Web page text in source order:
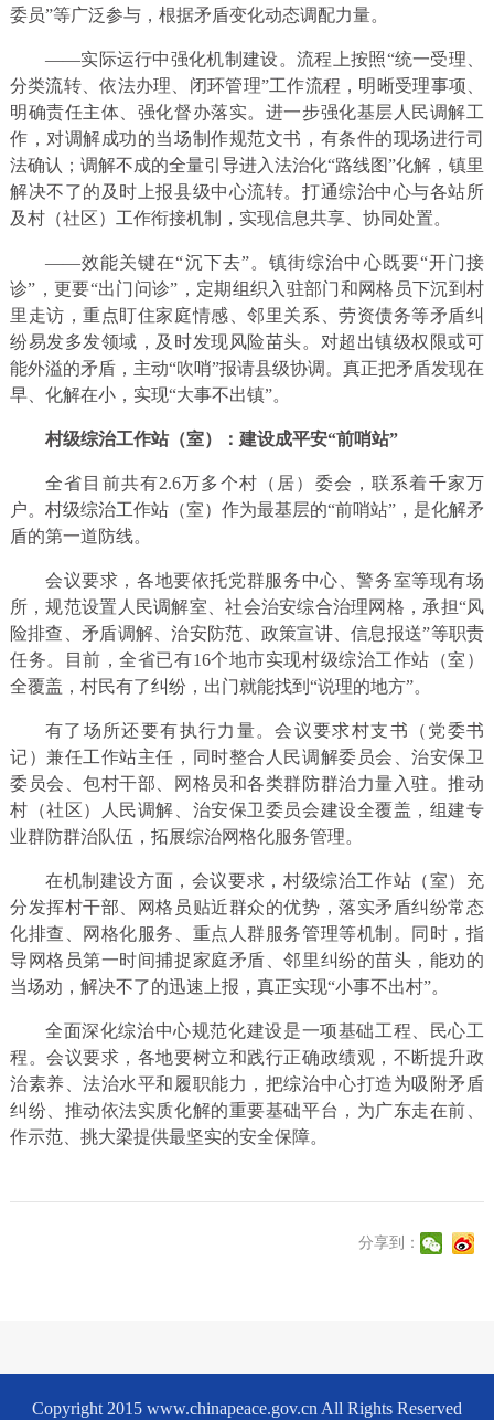
委员”等广泛参与，根据矛盾变化动态调配力量。
——实际运行中强化机制建设。流程上按照“统一受理、
分类流转、依法办理、闭环管理”工作流程，明晰受理事项、
明确责任主体、强化督办落实。进一步强化基层人民调解工
作，对调解成功的当场制作规范文书，有条件的现场进行司
法确认；调解不成的全量引导进入法治化“路线图”化解，镇里
解决不了的及时上报县级中心流转。打通综治中心与各站所
及村（社区）工作衔接机制，实现信息共享、协同处置。
——效能关键在“沉下去”。镇街综治中心既要“开门接
诊”，更要“出门问诊”，定期组织入驻部门和网格员下沉到村
里走访，重点盯住家庭情感、邻里关系、劳资债务等矛盾纠
纷易发多发领域，及时发现风险苗头。对超出镇级权限或可
能外溢的矛盾，主动“吹哨”报请县级协调。真正把矛盾发现在
早、化解在小，实现“大事不出镇”。
村级综治工作站（室）： 建设成平安“前哨站”
全省目前共有2.6万多个村（居）委会，联系着千家万
户。村级综治工作站（室）作为最基层的“前哨站”，是化解矛
盾的第一道防线。
会议要求，各地要依托党群服务中心、警务室等现有场
所，规范设置人民调解室、社会治安综合治理网格，承担“风
险排查、矛盾调解、治安防范、政策宣讲、信息报送”等职责
任务。目前，全省已有16个地市实现村级综治工作站（室）
全覆盖，村民有了纠纷，出门就能找到“说理的地方”。
有了场所还要有执行力量。会议要求村支书（党委书
记）兼任工作站主任，同时整合人民调解委员会、治安保卫
委员会、包村干部、网格员和各类群防群治力量入驻。推动
村（社区）人民调解、治安保卫委员会建设全覆盖，组建专
业群防群治队伍，拓展综治网格化服务管理。
在机制建设方面，会议要求，村级综治工作站（室）充
分发挥村干部、网格员贴近群众的优势，落实矛盾纠纷常态
化排查、网格化服务、重点人群服务管理等机制。同时，指
导网格员第一时间捕捉家庭矛盾、邻里纠纷的苗头，能劝的
当场劝，解决不了的迅速上报，真正实现“小事不出村”。
全面深化综治中心规范化建设是一项基础工程、民心工
程。会议要求，各地要树立和践行正确政绩观，不断提升政
治素养、法治水平和履职能力，把综治中心打造为吸附矛盾
纠纷、推动依法实质化解的重要基础平台，为广东走在前、
作示范、挑大梁提供最坚实的安全保障。
分享到：
Copyright 2015 www.chinapeace.gov.cn All Rights Reserved